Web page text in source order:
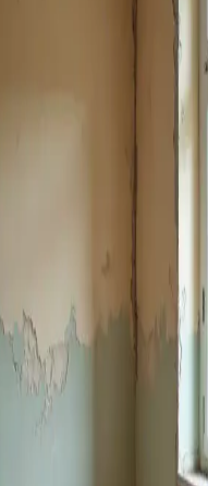
rulo ve boya tabancası
kolaylığı açısından
rulo kullanımı daha
ve Tavanlarının
sağlar. Doğru yüzey
ve
Yapı ve Dekorasyon
estetik ve çevre dostu
lider markadır. Geniş ürün
modern yapıların
Geçici
Gereksinimleri ve